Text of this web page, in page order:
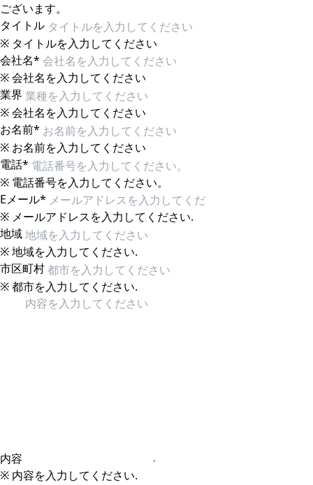
ございます。
タイトル
※ タイトルを入力してください
会社名*
※ 会社名を入力してください
業界
※ 会社名を入力してください
お名前*
※ お名前を入力してください
電話*
※ 電話番号を入力してください。
Eメール*
※ メールアドレスを入力してください.
地域
※ 地域を入力してください.
市区町村
※ 都市を入力してください.
内容
※ 内容を入力してください.